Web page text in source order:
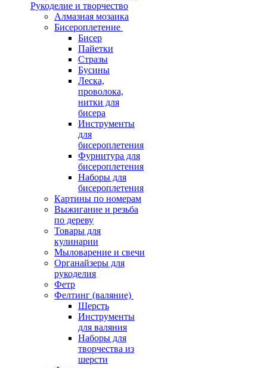
Рукоделие и творчество
Алмазная мозаика
Бисероплетение
Бисер
Пайетки
Стразы
Бусины
Леска,
проволока,
нитки для
бисера
Инструменты
для
бисероплетения
Фурнитура для
бисероплетения
Наборы для
бисероплетения
Картины по номерам
Выжигание и резьба
по дереву
Товары для
кулинарии
Мыловарение и свечи
Органайзеры для
рукоделия
Фетр
Фелтинг (валяние)
Шерсть
Инструменты
для валяния
Наборы для
творчества из
шерсти